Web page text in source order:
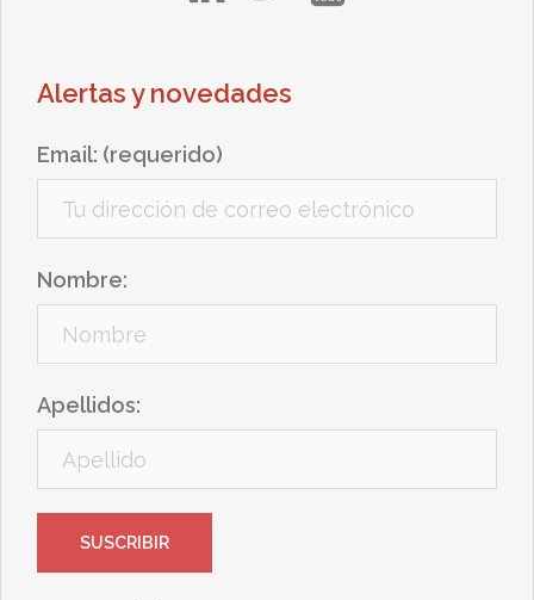
Alertas y novedades
Email: (requerido)
Nombre:
Apellidos: